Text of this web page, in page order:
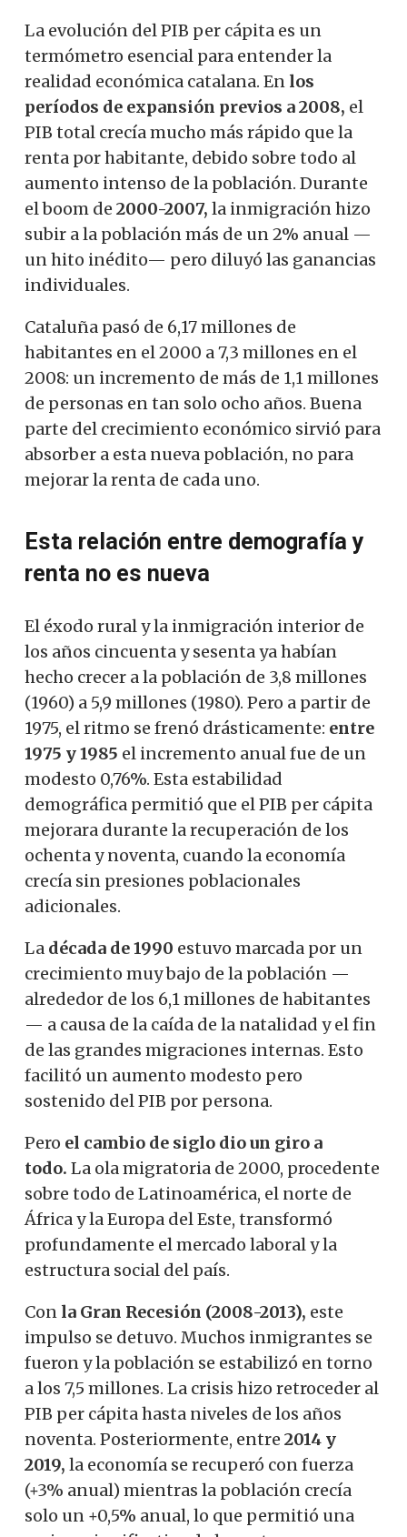
La evolución del PIB per cápita es un
termómetro esencial para entender la
realidad económica catalana. En los
períodos de expansión previos a 2008, el
PIB total crecía mucho más rápido que la
renta por habitante, debido sobre todo al
aumento intenso de la población. Durante
el boom de 2000-2007, la inmigración hizo
subir a la población más de un 2% anual —
un hito inédito— pero diluyó las ganancias
individuales.
Cataluña pasó de 6,17 millones de
habitantes en el 2000 a 7,3 millones en el
2008: un incremento de más de 1,1 millones
de personas en tan solo ocho años. Buena
parte del crecimiento económico sirvió para
absorber a esta nueva población, no para
mejorar la renta de cada uno.
Esta relación entre demografía y
renta no es nueva
El éxodo rural y la inmigración interior de
los años cincuenta y sesenta ya habían
hecho crecer a la población de 3,8 millones
(1960) a 5,9 millones (1980). Pero a partir de
1975, el ritmo se frenó drásticamente: entre
1975 y 1985 el incremento anual fue de un
modesto 0,76%. Esta estabilidad
demográfica permitió que el PIB per cápita
mejorara durante la recuperación de los
ochenta y noventa, cuando la economía
crecía sin presiones poblacionales
adicionales.
La década de 1990 estuvo marcada por un
crecimiento muy bajo de la población —
alrededor de los 6,1 millones de habitantes
— a causa de la caída de la natalidad y el fin
de las grandes migraciones internas. Esto
facilitó un aumento modesto pero
sostenido del PIB por persona.
Pero el cambio de siglo dio un giro a
todo. La ola migratoria de 2000, procedente
sobre todo de Latinoamérica, el norte de
África y la Europa del Este, transformó
profundamente el mercado laboral y la
estructura social del país.
Con la Gran Recesión (2008-2013), este
impulso se detuvo. Muchos inmigrantes se
fueron y la población se estabilizó en torno
a los 7,5 millones. La crisis hizo retroceder al
PIB per cápita hasta niveles de los años
noventa. Posteriormente, entre 2014 y
2019, la economía se recuperó con fuerza
(+3% anual) mientras la población crecía
solo un +0,5% anual, lo que permitió una